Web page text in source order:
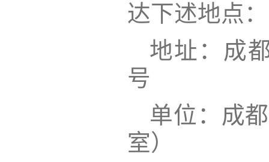
达下述地点：
地址：成
号
单位：成
室）